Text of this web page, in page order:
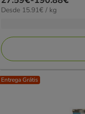
estrelas
com
avaliações
de
190.88€
15.91€
Desde 15.91€ / kg
Entrega Grátis